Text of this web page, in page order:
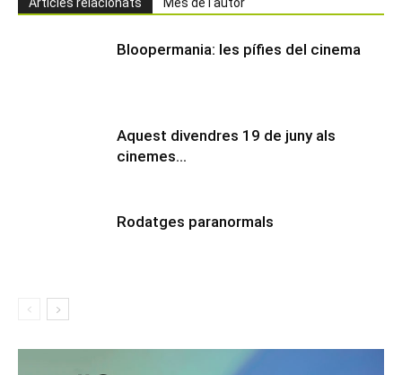
Bloopermania: les pífies del cinema
Aquest divendres 19 de juny als
cinemes…
Rodatges paranormals